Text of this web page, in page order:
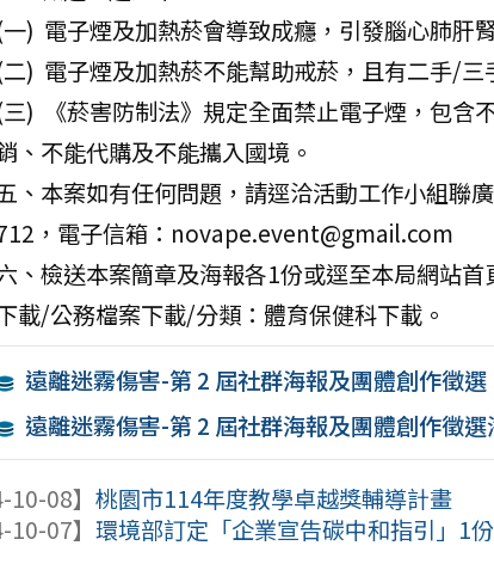
) 電子煙及加熱菸會導致成癮，引發腦心肺肝
) 電子煙及加熱菸不能幫助戒菸，且有二手/三
) 《菸害防制法》規定全面禁止電子煙，包含
、不能代購及不能攜入國境。
、本案如有任何問題，請逕洽活動工作小組聯
，電子信箱：novape.event@gmail.com
、檢送本案簡章及海報各1份或逕至本局網
載/公務檔案下載/分類：體育保健科下載。
遠離迷霧傷害-第 2 屆社群海報及團體創作徵選
遠離迷霧傷害-第 2 屆社群海報及團體創作徵
10-08】桃園市114年度教學卓越獎輔導計畫
10-07】環境部訂定「企業宣告碳中和指引」1份